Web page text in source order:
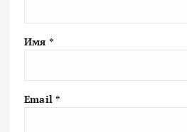
Имя *
Email *